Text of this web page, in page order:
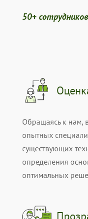
50+ сотрудников
Обращаясь к нам,
опытных
существующих
определения
оптимальных